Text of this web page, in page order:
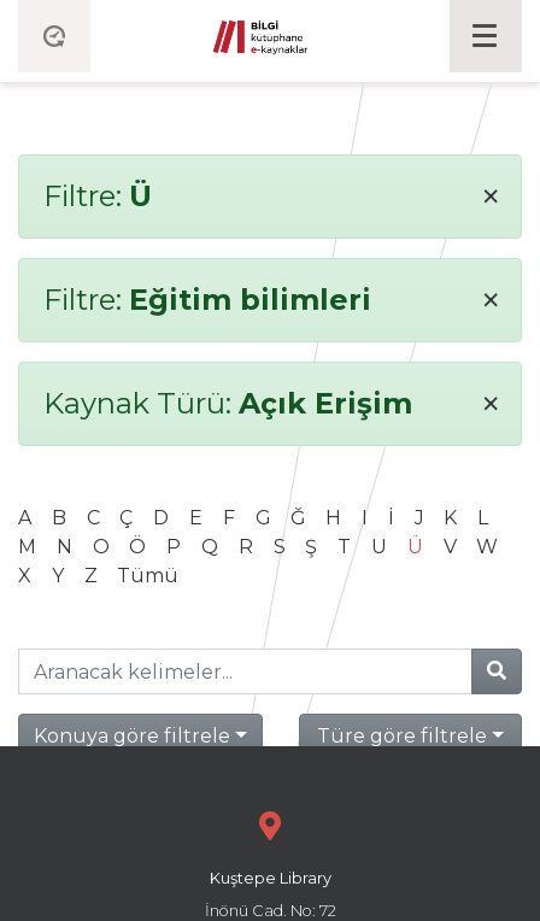
Filtre: Ü ×
Filtre: Eğitim bilimleri ×
Kaynak Türü: Açık Erişim ×
A B C Ç D E F G Ğ H I İ J K
L
M
N O Ö P Q R S Ş T U Ü V
W
X
Y Z Tümü
Konuya göre filtrele Türe göre filtrele
Kuştepe Library
İnönü Cad. No: 72